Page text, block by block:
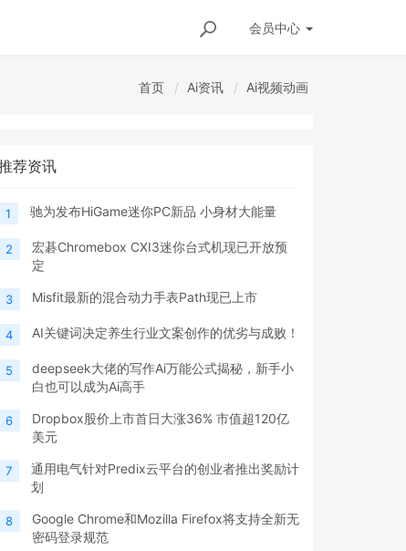
会员中心
首页 Ai资讯 Ai视频动画
荐资讯
1 驰为发布HiGame迷你PC新品 小身材大能量
2
宏碁Chromebox CXI3迷你台式机现已开放预
定
3 Misfit最新的混合动力手表Path现已上市
4 AI关键词决定养生行业文案创作的优劣与成败！
5
deepseek大佬的写作Ai万能公式揭秘，新手小
白也可以成为Ai高手
6
Dropbox股价上市首日大涨36% 市值超120亿
美元
7
通用电气针对Predix云平台的创业者推出奖励计
划
8
Google Chrome和Mozilla Firefox将支持全新无
密码登录规范